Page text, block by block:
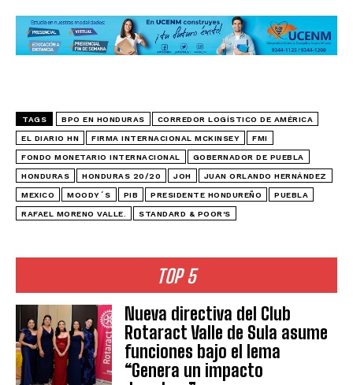
TOP 5
Nueva directiva del Club
Rotaract Valle de Sula asume
funciones bajo el lema
“Genera un impacto
TAGS BPO EN HONDURAS CORREDOR LOGÍSTICO DE AMÉRICA
EL DIARIO HN FIRMA INTERNACIONAL MCKINSEY FMI
FONDO MONETARIO INTERNACIONAL GOBERNADOR DE PUEBLA
HONDURAS HONDURAS 20/20 JOH JUAN ORLANDO HERNÁNDEZ
MEXICO MOODY´S PIB PRESIDENTE HONDUREÑO PUEBLA
RAFAEL MORENO VALLE. STANDARD & POOR'S